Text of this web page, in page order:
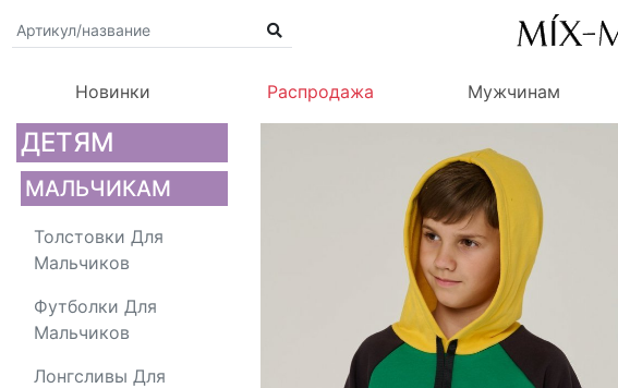
Новинки Распродажа Мужчинам
ДЕТЯМ
МАЛЬЧИКАМ
Толстовки Для
Мальчиков
Футболки Для
Мальчиков
Лонгсливы Для